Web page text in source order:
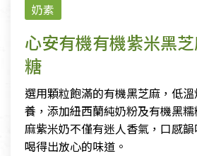
奶素
心安有機有機紫米黑
糖
選用顆粒飽滿的有機黑芝麻，低
養，添加紐西蘭純奶粉及有機黑
麻紫米奶不僅有迷人香氣，口感韻
喝得出放心的味道。